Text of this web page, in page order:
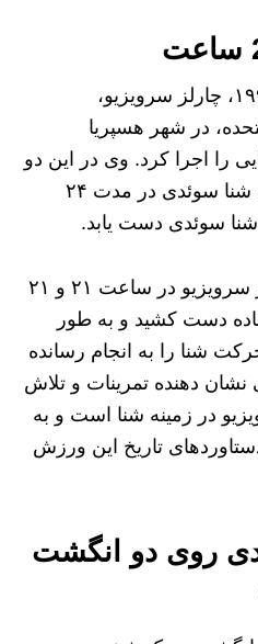
در تاریخ ۲۴ و ۲۵ آوریل ۱۹۹۳، چارلز سرویزیو،
در شهر هسپریا
را اجرا کرد. وی در این دو
روز با انجام ۴۶۰۰۱ حرکت شنا سوئدی در مدت ۲۴
سوئدی دست یابد.
واقعیت اینجاست که چارلز سرویزیو در ساعت ۲۱ و ۲۱
دست کشید و به طور
در هر دقیقه، ۳۶ حرکت شنا را به انجام رسانده
نشان‌ دهنده تمرینات و تلاش‌
در زمینه شنا است و به
تاریخ این ورزش
روی دو انگشت